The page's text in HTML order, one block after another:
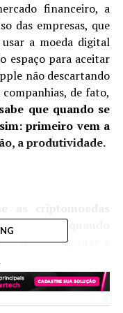
financeiro, a
das empresas, que
a moeda digital
espaço para aceitar
não descartando
de fato,
que quando se
primeiro vem a
a produtividade.
foi quando
só aceitar, mas a
um dos primeiros
o Facebook com
tem o lançamento